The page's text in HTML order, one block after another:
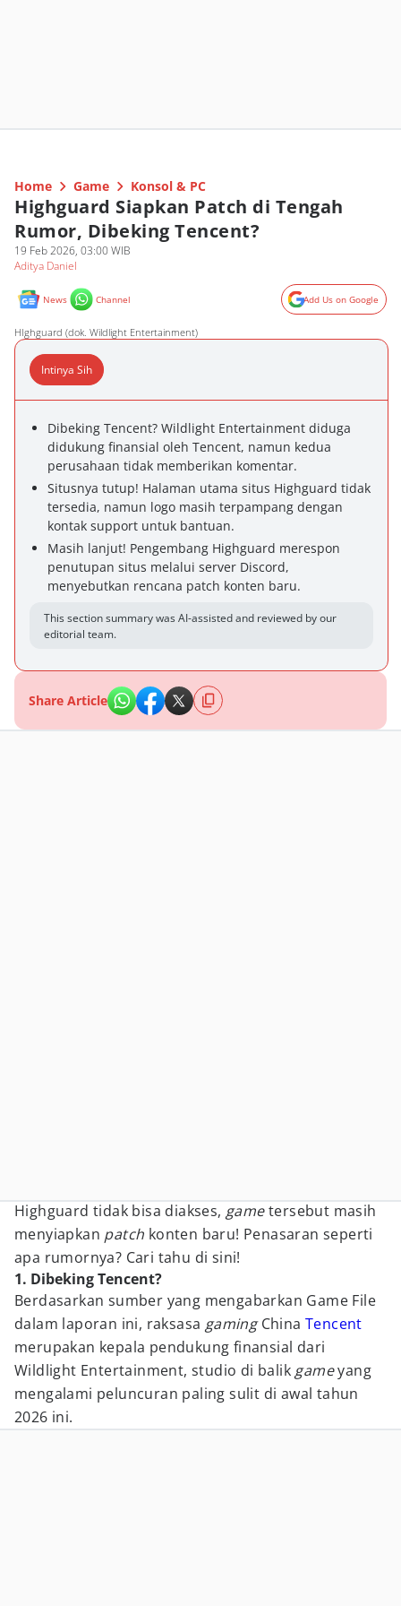
Home Game Konsol & PC
Highguard Siapkan Patch di Tengah
Rumor, Dibeking Tencent?
19 Feb 2026, 03:00 WIB
Aditya Daniel
News Channel Add Us on Google
HIghguard (dok. Wildlight Entertainment)
Intinya Sih
Dibeking Tencent? Wildlight Entertainment diduga
didukung finansial oleh Tencent, namun kedua
perusahaan tidak memberikan komentar.
Situsnya tutup! Halaman utama situs Highguard tidak
tersedia, namun logo masih terpampang dengan
kontak support untuk bantuan.
Masih lanjut! Pengembang Highguard merespon
penutupan situs melalui server Discord,
menyebutkan rencana patch konten baru.
This section summary was AI-assisted and reviewed by our
editorial team.
Share Article
Highguard tidak bisa diakses, gametersebut masih
menyiapkan patch konten baru! Penasaran seperti
apa rumornya? Cari tahu di sini!
1. Dibeking Tencent?
Berdasarkan sumber yang mengabarkan Game File
dalam laporan ini, raksasa gamingChinaTencent
merupakan kepala pendukung finansial dari
Wildlight Entertainment, studio di balik gameyang
mengalami peluncuran paling sulit di awal tahun
2026 ini.